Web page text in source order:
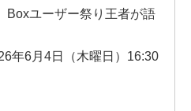
ユーザー祭り王者が語
年6月4日（木曜日）16:30